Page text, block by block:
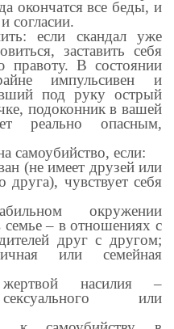
окончатся все беды, и
согласии.
если скандал уже
заставить себя
правоту. В состоянии
импульсивен и
под руку острый
подоконник в вашей
реально опасным,
самоубийство, если:
(не имеет друзей или
друга), чувствует себя
окружении
семье – в отношениях с
друг с другом;
или семейная
насилия –
или